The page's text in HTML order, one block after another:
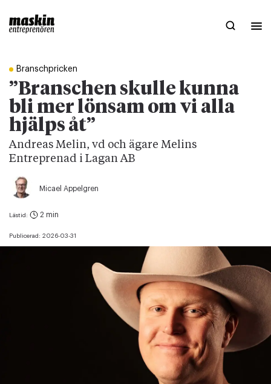
Branschpricken
”Branschen skulle kunna
bli mer lönsam om vi alla
hjälps åt”
Andreas Melin, vd och ägare Melins
Entreprenad i Lagan AB
Micael Appelgren
Publicerad: 2026-03-31
Lästid: 2 min